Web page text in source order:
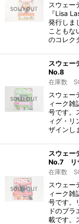
スウェー
『Lisa
発行しま
こともな
のコレク
スウェ
No.8
在庫数
スウェー
ィーク雑
号です。
ィグ・リ
ザインし
スウェ
No.7 リ
在庫数
スウェー
ィーク雑
号です。
ドのブ
載です。